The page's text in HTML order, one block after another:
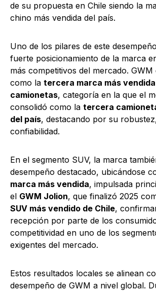
de su propuesta en Chile siendo la
chino más vendida del país.
Uno de los pilares de este
fuerte posicionamiento de la marca
más competitivos del mercado.
como la tercera marca más
camionetas, categoría en la que el
consolidó como la tercera
del país, destacando por su
confiabilidad.
En el segmento SUV, la marca
desempeño destacado, ubicándose
marca más vendida, impulsada
el GWM Jolion, que finalizó 2025
SUV más vendido de Chile,
recepción por parte de los
competitividad en uno de los
exigentes del mercado.
Estos resultados locales se alinean
desempeño de GWM a nivel global.